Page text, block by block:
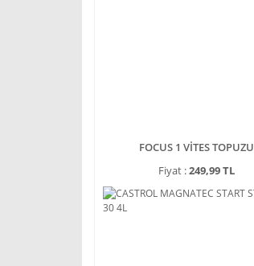
FOCUS 1 VİTES TOPUZU
Fiyat :249,99 TL